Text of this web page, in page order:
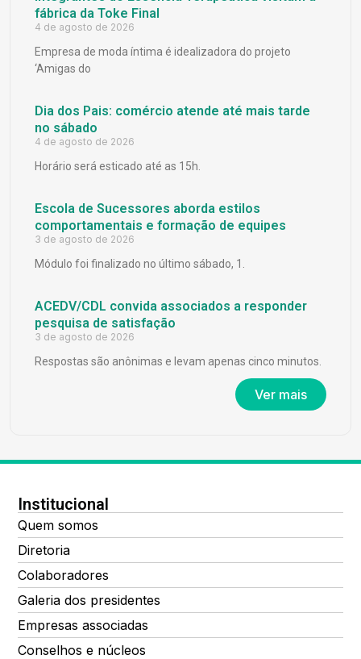
fábrica da Toke Final
4 de agosto de 2026
Empresa de moda íntima é idealizadora do projeto
‘Amigas do
Dia dos Pais: comércio atende até mais tarde
no sábado
4 de agosto de 2026
Horário será esticado até as 15h.
Escola de Sucessores aborda estilos
comportamentais e formação de equipes
3 de agosto de 2026
Módulo foi finalizado no último sábado, 1.
ACEDV/CDL convida associados a responder
pesquisa de satisfação
3 de agosto de 2026
Respostas são anônimas e levam apenas cinco minutos.
Ver mais
Institucional
Quem somos
Diretoria
Colaboradores
Galeria dos presidentes
Empresas associadas
Conselhos e núcleos